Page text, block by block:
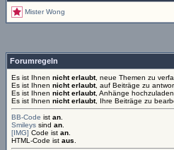
Mister Wong
Forumregeln
Es ist Ihnen nicht erlaubt, neue Themen zu
Es ist Ihnen nicht erlaubt, auf Beiträge zu
Es ist Ihnen nicht erlaubt, Anhänge hochzuladen.
Es ist Ihnen nicht erlaubt, Ihre Beiträge zu
BB-Code ist an
Smileys sind an
[IMG] Code ist an
HTML-Code ist aus